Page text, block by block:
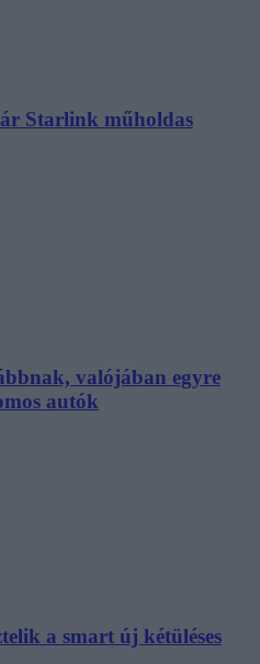
Starlink műholdas
valójában egyre
autók
a smart új kétüléses